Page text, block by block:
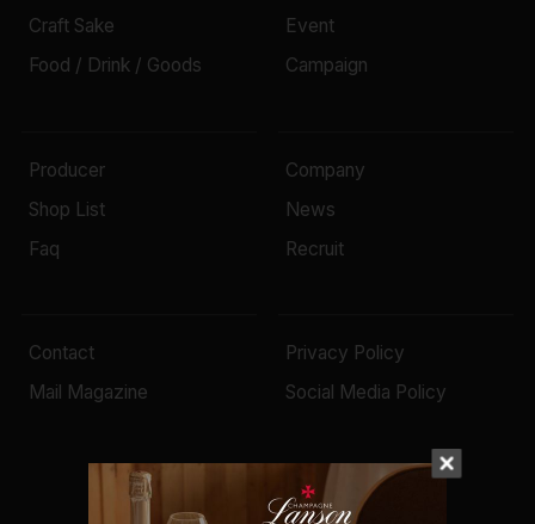
Craft Sake
Food / Drink / Goods
Event
Campaign
Producer
Shop List
Faq
Company
News
Recruit
Contact
Mail Magazine
Privacy Policy
Social Media Policy